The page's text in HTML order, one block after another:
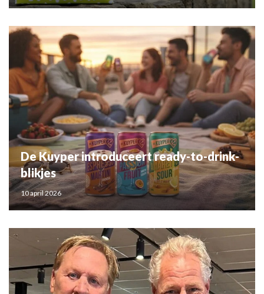
De Kuyper introduceert ready-to-drink-
blikjes
10 april 2026